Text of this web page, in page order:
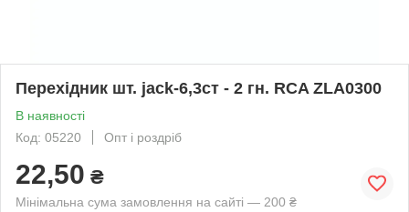
Перехідник шт. jack-6,3ст - 2 гн. RCA ZLA0300
В наявності
Код: 05220
Опт і роздріб
22,50 ₴
Мінімальна сума замовлення на сайті — 200 ₴